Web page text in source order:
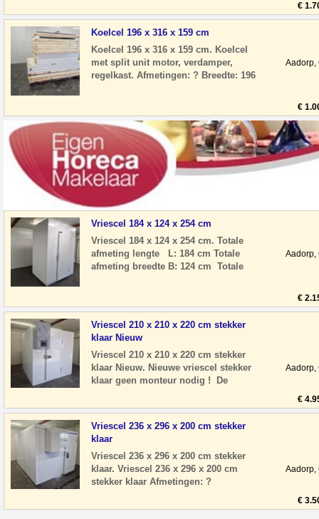
Hoogte: 200 cm
€
Koelcel 196 x 316 x 159 cm
Koelcel 196 x 316 x 159 cm. Koelcel
met split unit motor, verdamper,
regelkast. Afmetingen: ? Breedte: 196
Aadorp,
€
Vriescel 184 x 124 x 254 cm
Vriescel 184 x 124 x 254 cm. Totale
afmeting lengte L: 184 cm Totale
afmeting breedte B: 124 cm Totale
Aadorp,
€
Vriescel 210 x 210 x 220 cm stekker
klaar Nieuw
Vriescel 210 x 210 x 220 cm stekker
klaar Nieuw. Nieuwe vriescel stekker
klaar geen monteur nodig ! De
beschermfolie. A
Aadorp,
€
Vriescel 236 x 296 x 200 cm stekker
klaar
Vriescel 236 x 296 x 200 cm stekker
klaar. Vriescel 236 x 296 x 200 cm
stekker klaar Afmetingen: ?
Hoogte: 200 cm ?
Aadorp,
€